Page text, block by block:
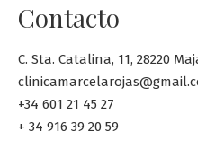
Contacto
C. Sta. Catalina, 11, 28220
+34 601 21 45 27
+ 34 916 39 20 59